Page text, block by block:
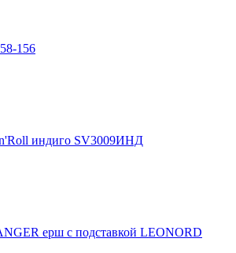
156
индиго SV3009ИНД
ерш с подставкой LEONORD